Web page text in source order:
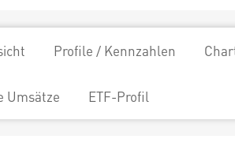
Profile / Kennzahlen
Umsätze ETF-Profil